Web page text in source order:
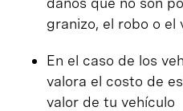
granizo, el robo o el
En el caso de los
valora el costo de
valor de tu vehículo